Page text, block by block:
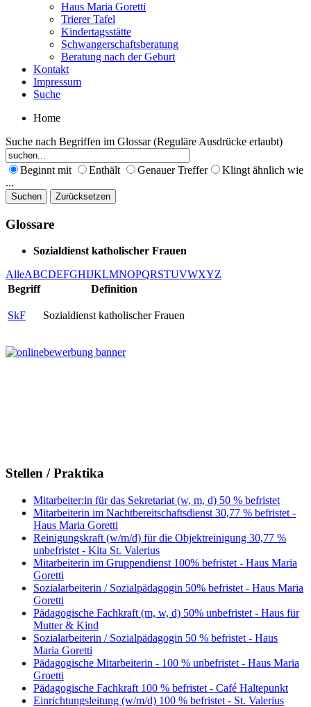
Haus Maria Goretti
Trierer Tafel
Kindertagsstätte
Schwangerschaftsberatung
Beratung nach der Geburt
Kontakt
Impressum
Suche
Home
Suche nach Begriffen im Glossar (Reguläre Ausdrücke erlaubt)
Beginnt mit Enthält Genauer Treffer
Klingt ähnlich wie
...
Zurücksetzen
Glossare
Sozialdienst katholischer Frauen
AlleABCDEFGHIJKLMNOPQRSTUVWXYZ
Begriff
Definition
SkF Sozialdienst katholischer Frauen
Stellen / Praktika
Mitarbeiter:in für das Sekretariat (w, m, d) 50 % befristet
Mitarbeiterin im Nachtbereitschaftsdienst 30,77 % befristet -
Haus Maria Goretti
Reinigungskraft (w/m/d) für die Objektreinigung 30,77 %
unbefristet - Kita St. Valerius
Mitarbeiterin im Gruppendienst 100% befristet - Haus Maria
Goretti
Sozialarbeiterin / Sozialpädagogin 50% befristet - Haus Maria
Goretti
Pädagogische Fachkraft (m, w, d) 50% unbefristet - Haus für
Mutter & Kind
Sozialarbeiterin / Sozialpädagogin 50 % befristet - Haus
Maria Goretti
Pädagogische Mitarbeiterin - 100 % unbefristet - Haus Maria
Groetti
Pädagogische Fachkraft 100 % befristet - Café Haltepunkt
Einrichtungsleitung (w/m/d) 100 % befristet - St. Valerius